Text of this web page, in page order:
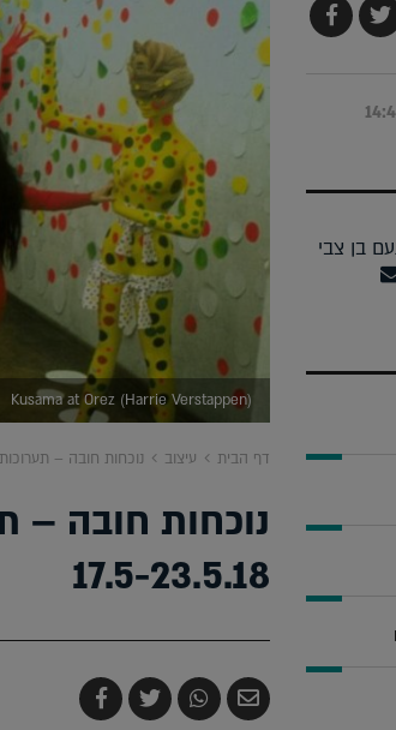
Kusama at Orez (Harrie Verstappen)
דף הבית עיצוב נוכחות חובה – תערוכות
נוכחות חובה –
17.5-23.5.18
שלח
בדואר
שתף
ב-
צייץ
ב-
שתף
ב-
צייץ
ב-
שתף
ב-
Facebook
בן צבי